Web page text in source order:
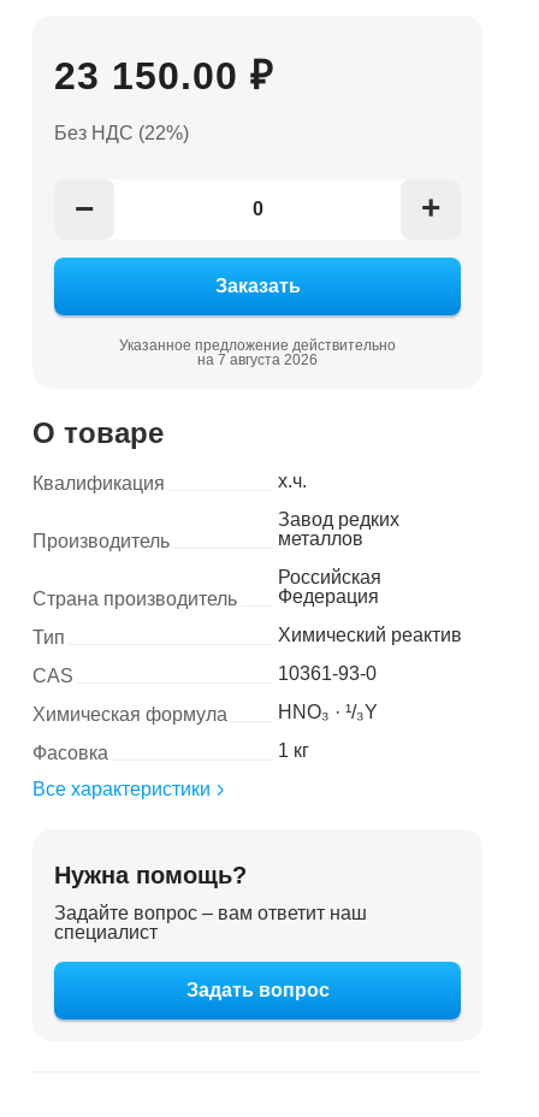
23 150.00 ₽
Без НДС (22%)
− +
Указанное предложение действительно
на 7 августа 2026
О товаре
Квалификация х.ч.
Производитель
Завод редких
металлов
Страна производитель
Российская
Федерация
Тип
Химический реактив
CAS
10361-93-0
Химическая формула
HNO₃ · ¹/₃Y
Фасовка
1 кг
Все характеристики
Нужна помощь?
Задайте вопрос – вам ответит наш
специалист
Задать вопрос